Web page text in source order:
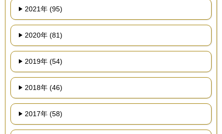
2021年 (95)
2020年 (81)
2019年 (54)
2018年 (46)
2017年 (58)